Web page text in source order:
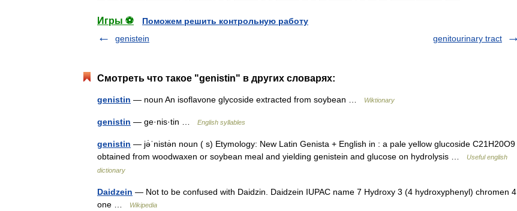
Игры ⚽
Поможем решить контрольную работу
genistein
genitourinary tract
Смотреть что такое "genistin" в других словарях:
genistin — noun An isoflavone glycoside extracted from soybean … Wiktionary
genistin — ge·nis·tin … English syllables
genistin — jə̇ˈnistə̇n noun ( s) Etymology: New Latin Genista + English in : a pale yellow glucoside C21H20O9
obtained from woodwaxen or soybean meal and yielding genistein and glucose on hydrolysis …
Useful english
dictionary
Daidzein — Not to be confused with Daidzin. Daidzein IUPAC name 7 Hydroxy 3 (4 hydroxyphenyl) chromen 4
one …
Wikipedia